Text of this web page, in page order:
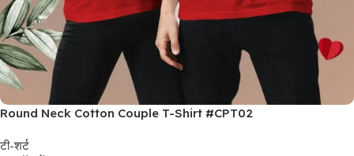
Round Neck Cotton Couple T-Shirt #CPT02
टी-शर्ट